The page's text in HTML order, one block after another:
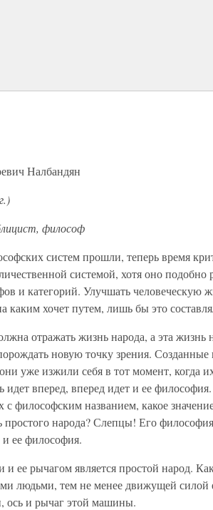
Налбандян
философ
систем прошли, теперь время
системой, хотя оно
и категорий. Улучшать человеческую
каким хочет путем, лишь бы это
отражать жизнь народа, а эта
новую точку зрения.
уже изжили себя в тот момент, когда
идет вперед, вперед идет и ее
с философским названием, какое
простого народа? Слепцы! Его
и ее философия.
ее рычагом является простой народ.
людьми, тем не менее движущей силой
ось и рычаг этой машины.